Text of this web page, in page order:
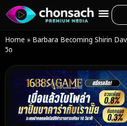
Home » Barbara Becoming Shirin
วิด